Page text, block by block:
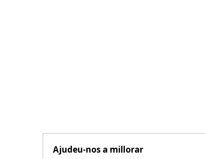
Ajudeu-nos a millorar